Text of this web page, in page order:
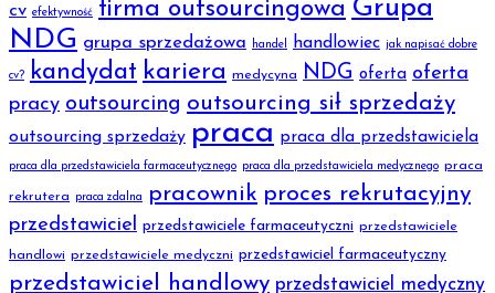
cv efektywność firma outsourcingowa Grupa
NDG grupa sprzedażowa handel handlowiec jak napisać dobre
cv? kandydat kariera medycyna NDG oferta oferta
pracy outsourcing outsourcing sił sprzedaży
outsourcing sprzedaży praca praca dla przedstawiciela
praca dla przedstawiciela farmaceutycznego praca dla przedstawiciela medycznego praca
rekrutera praca zdalna pracownik proces rekrutacyjny
przedstawiciel przedstawiciele farmaceutyczni przedstawiciele
handlowi przedstawiciele medyczni przedstawiciel farmaceutyczny
przedstawiciel handlowy przedstawiciel medyczny